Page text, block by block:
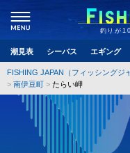
釣りが
潮見表 シーバス エギング
FISHING JAPAN（フィッシングジ
南伊豆町
たらい岬